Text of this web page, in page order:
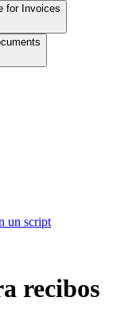
for Invoices
un script
recibos